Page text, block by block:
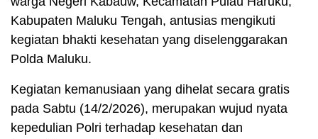
Kabupaten Maluku Tengah, antusias mengikuti
kegiatan bhakti kesehatan yang diselenggarakan
Polda Maluku.
Kegiatan kemanusiaan yang dihelat secara gratis
pada Sabtu (14/2/2026), merupakan wujud nyata
kepedulian Polri terhadap kesehatan dan